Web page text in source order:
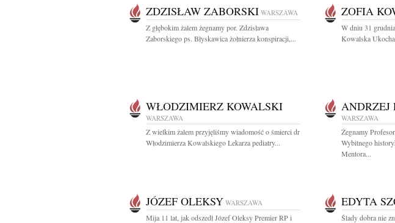
ZDZISŁAW ZABORSKI WARSZAWA
Z głębokim żalem żegnamy por. Zdzisława
Zaborskiego ps. Błyskawica żołnierza konspiracji,...
ZOFIA
W dniu 31
Kowalska
WŁODZIMIERZ KOWALSKI
WARSZAWA
Z wielkim żalem przyjęliśmy wiadomość o śmierci dr
Włodzimierza Kowalskiego Lekarza pediatry...
ANDRZEJ
WARSZAWA
Żegnamy
Wybitnego
Mentora...
JÓZEF OLEKSY WARSZAWA
Mija 11 lat, jak odszedł Józef Oleksy Premier RP i
EDYTA
Ślady dobra nie